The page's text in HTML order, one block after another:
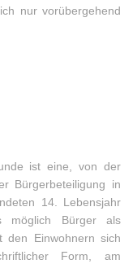
nur vorübergehend
ist eine, von der
Bürgerbeteiligung in
14. Lebensjahr
möglich Bürger als
den Einwohnern sich
Form, am